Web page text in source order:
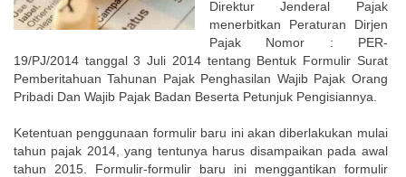
Direktur Jenderal Pajak
menerbitkan Peraturan Dirjen
Pajak Nomor : PER-
19/PJ/2014 tanggal 3 Juli 2014 tentang Bentuk Formulir Surat
Pemberitahuan Tahunan Pajak Penghasilan Wajib Pajak Orang
Pribadi Dan Wajib Pajak Badan Beserta Petunjuk Pengisiannya.
Ketentuan penggunaan formulir baru ini akan diberlakukan mulai
tahun pajak 2014, yang tentunya harus disampaikan pada awal
tahun 2015. Formulir-formulir baru ini menggantikan formulir